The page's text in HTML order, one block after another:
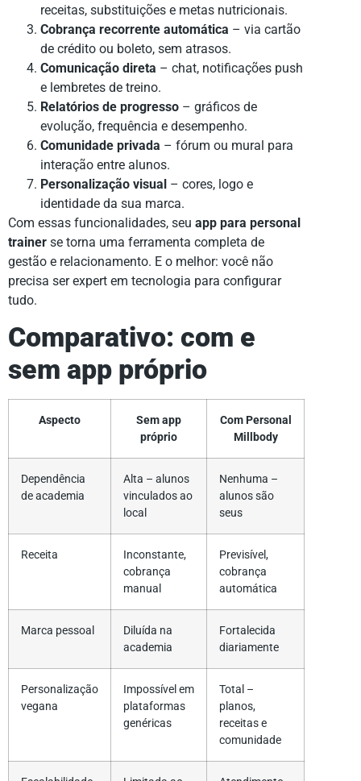
receitas, substituições e metas nutricionais.
Cobrança recorrente automática – via cartão
de crédito ou boleto, sem atrasos.
Comunicação direta – chat, notificações push
e lembretes de treino.
Relatórios de progresso – gráficos de
evolução, frequência e desempenho.
Comunidade privada – fórum ou mural para
interação entre alunos.
Personalização visual – cores, logo e
identidade da sua marca.
Com essas funcionalidades, seu app para personal
trainer se torna uma ferramenta completa de
gestão e relacionamento. E o melhor: você não
precisa ser expert em tecnologia para configurar
tudo.
Comparativo: com e
sem app próprio
Aspecto
Sem app
próprio
Com Personal
Millbody
Dependência
de academia
Alta – alunos
vinculados ao
local
Nenhuma –
alunos são
seus
Receita
Inconstante,
cobrança
manual
Previsível,
cobrança
automática
Marca pessoal
Diluída na
academia
Fortalecida
diariamente
Personalização
vegana
Impossível em
plataformas
genéricas
Total –
planos,
receitas e
comunidade